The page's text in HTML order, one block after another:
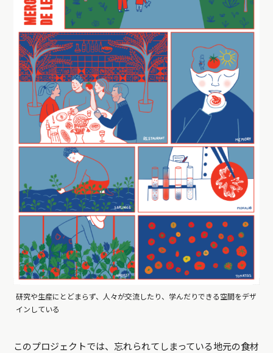
研究や生産にとどまらず、人々が交流したり、学んだりできる空間をデザ
インしている
このプロジェクトでは、忘れられてしまっている地元の食材